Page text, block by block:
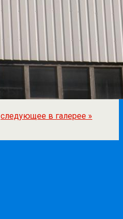
следующее в галерее »